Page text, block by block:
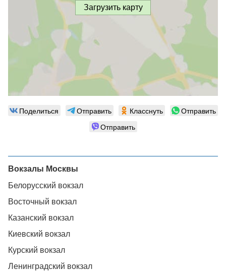
Загрузить карту
Поделиться Отправить Класснуть
Отправить
Отправить
Вокзалы Москвы
Белорусский вокзал
Восточный вокзал
Казанский вокзал
Киевский вокзал
Курский вокзал
Ленинградский вокзал